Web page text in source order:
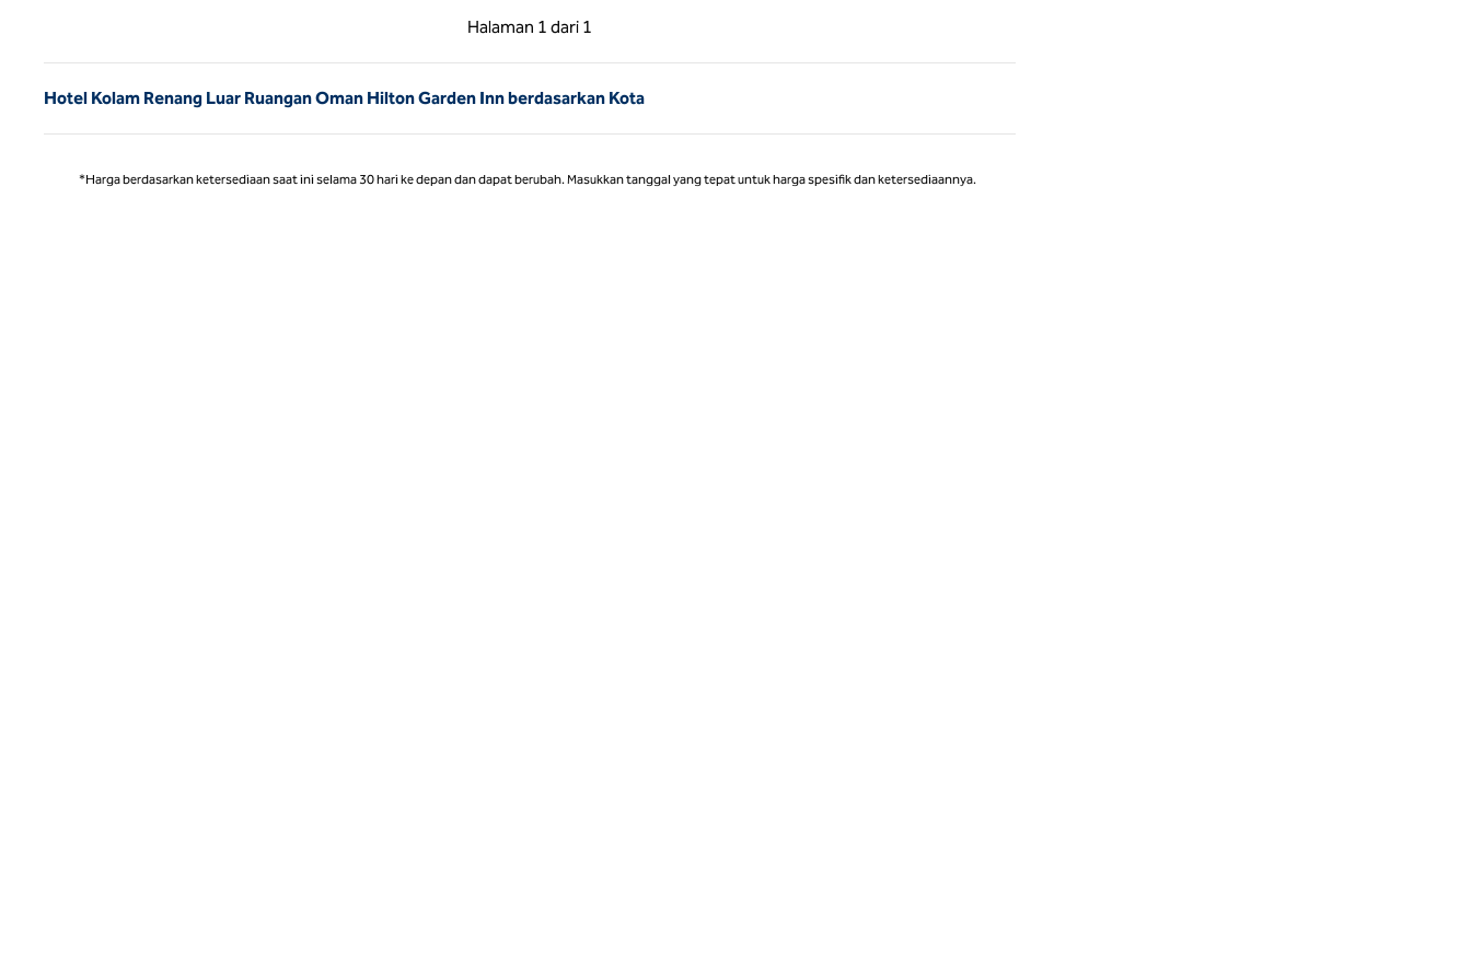
Halaman 1 dari 1
Halaman Sebelumnya, 1 dari 1
Halaman 1 dari 1
Hotel Kolam Renang Luar Ruangan Oman Hilton Garden Inn berdasarkan Kota
*Harga berdasarkan ketersediaan saat ini selama 30 hari ke depan dan dapat berubah. Masukkan tanggal yang tepat untuk harga spesifik dan ketersediaannya.